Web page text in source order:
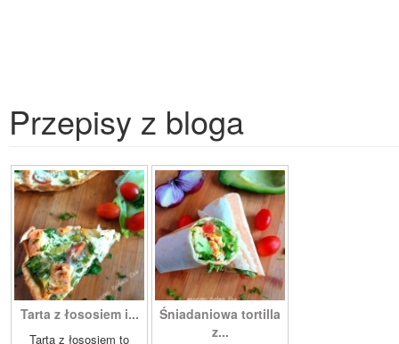
Przepisy z bloga
Tarta z łososiem i...
Tarta z łososiem to
Śniadaniowa tortilla
z...